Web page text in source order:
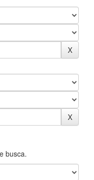
busca.